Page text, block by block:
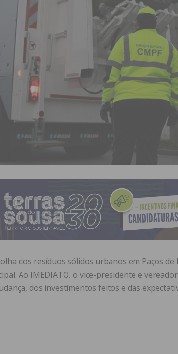
dos resíduos sólidos urbanos em Paços
Ao IMEDIATO, o vice-presidente e
dos investimentos feitos e das